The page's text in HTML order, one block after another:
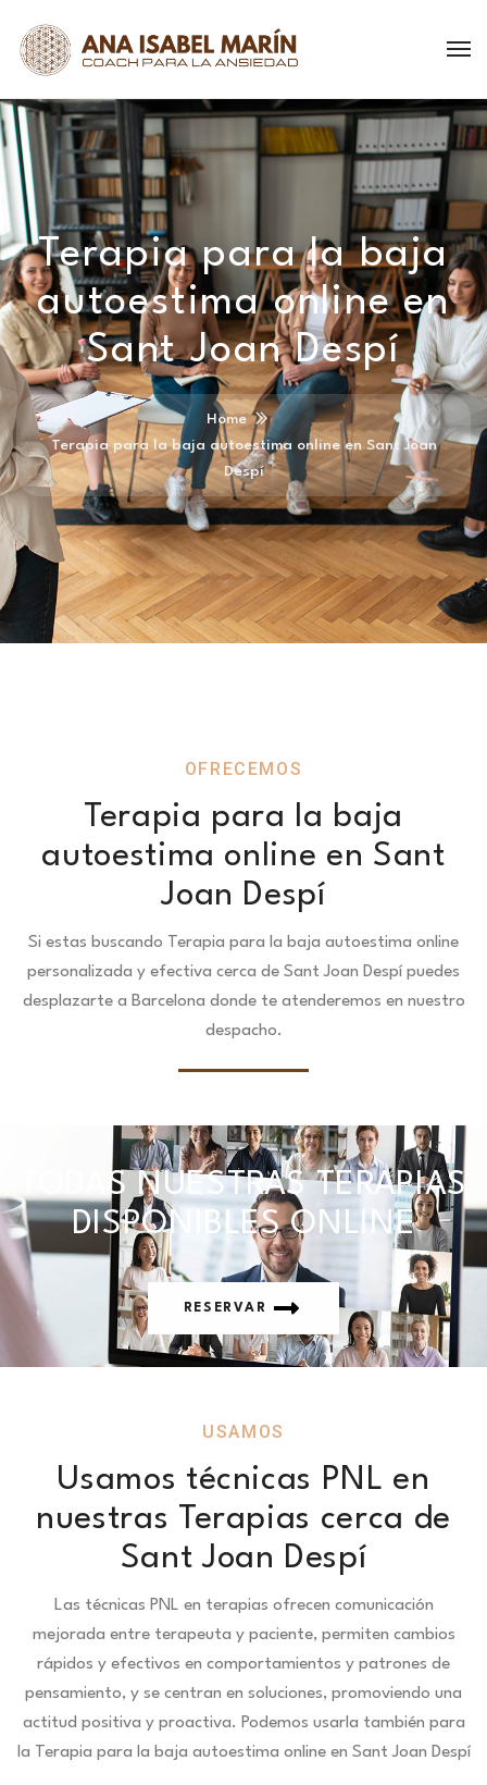
Terapia para la baja
autoestima online en
Sant Joan Despí
Home
Terapia para la baja autoestima online en Sant Joan
Despí
OFRECEMOS
Terapia para la baja
autoestima online en Sant
Joan Despí
Si estas buscando Terapia para la baja autoestima online
personalizada y efectiva cerca de Sant Joan Despí puedes
desplazarte a Barcelona donde te atenderemos en nuestro
despacho.
TODAS NUESTRAS TERAPIAS
DISPONIBLES ONLINE
RESERVAR
USAMOS
Usamos técnicas PNL en
nuestras Terapias cerca de
Sant Joan Despí
Las técnicas PNL en terapias ofrecen comunicación
mejorada entre terapeuta y paciente, permiten cambios
rápidos y efectivos en comportamientos y patrones de
pensamiento, y se centran en soluciones, promoviendo una
actitud positiva y proactiva. Podemos usarla también para
la Terapia para la baja autoestima online en Sant Joan Despí